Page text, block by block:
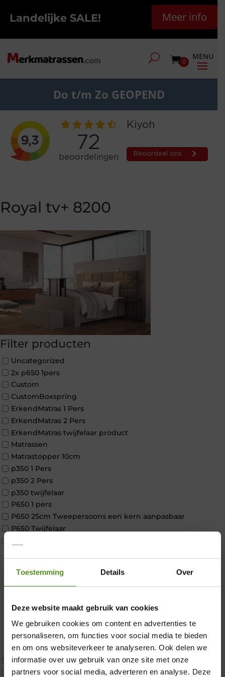
Toestemming Details Over
Deze website maakt gebruik van cookies
We gebruiken cookies om content en advertenties te
personaliseren, om functies voor social media te bieden
en om ons websiteverkeer te analyseren. Ook delen we
informatie over uw gebruik van onze site met onze
partners voor social media, adverteren en analyse. Deze
Landelijke SALE! Meer info
0
Do t/m Zo GEOPEND
Royal tv+ 8200
Filter producten
Uncategorized
2x p650 1pers
Custom
CustomBoxspring
ErkendMatras 1 Pers
ErkendMatras 2 Pers
ErkendMatras twijfelaar product
Matrassen
Matrastopper 10cm
p350 1 Pers
p350 2 Pers
p350 twijfelaar
P650 1 pers
P650 25cm Tweepersoons een kern aanpasbaar
P650 Twijfelaar
2 personen
2 personen split
Materiaal
Koudschuim
Latex
Traagschuim
Tweepersoons 1 kern
Tweepersoons 1 kern product
×